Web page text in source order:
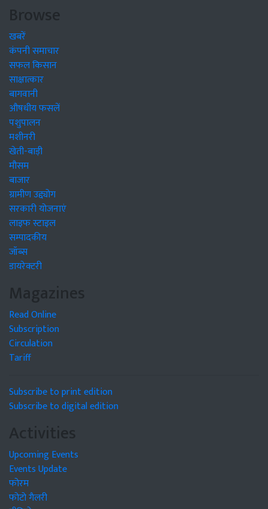
Browse
खबरें
कंपनी समाचार
सफल किसान
साक्षात्कार
बागवानी
औषधीय फसलें
पशुपालन
मशीनरी
खेती-बाड़ी
मौसम
बाजार
ग्रामीण उद्द्योग
सरकारी योजनाएं
लाइफ स्टाइल
सम्पादकीय
जॉब्स
डायरेक्टरी
Magazines
Read Online
Subscription
Circulation
Tariff
Subscribe to print edition
Subscribe to digital edition
Activities
Upcoming Events
Events Update
फोरम
फोटो गैलरी